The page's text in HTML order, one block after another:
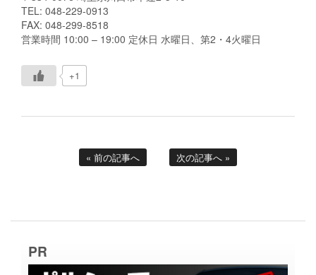
TEL: 048-229-0913
FAX: 048-299-8518
営業時間 10:00 – 19:00 定休日 水曜日、第2・4火曜日
+1
« 前の記事へ 次の記事へ »
PR